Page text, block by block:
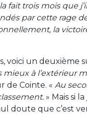
fait trois mois que
par cette rage
la
voici un deuxième
mieux à l’extérieur
de Cointe. « Au
» Mais si
doute que c’est